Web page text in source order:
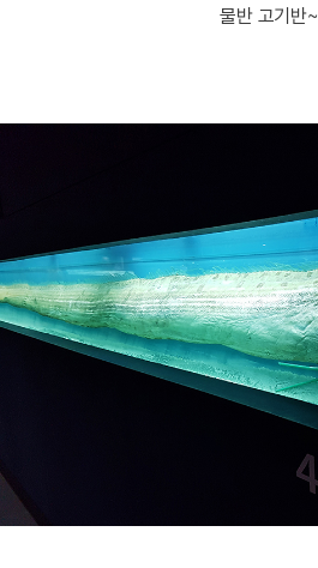
물반 고기반~